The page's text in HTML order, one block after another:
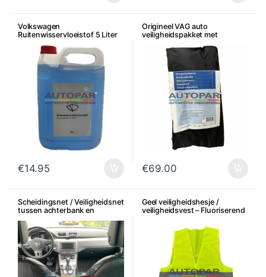
Volkswagen
Ruitenwisservloeistof 5 Liter
€14.95
Origineel VAG auto
veiligheidspakket met
€69.00
Scheidingsnet / Veiligheidsnet
tussen achterbank en
voorstoelen
Geel veiligheidshesje /
veiligheidsvest – Fluoriserend